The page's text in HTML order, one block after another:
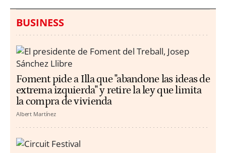
BUSINESS
Foment pide a Illa que "abandone las ideas de
extrema izquierda" y retire la ley que limita
la compra de vivienda
Albert Martínez